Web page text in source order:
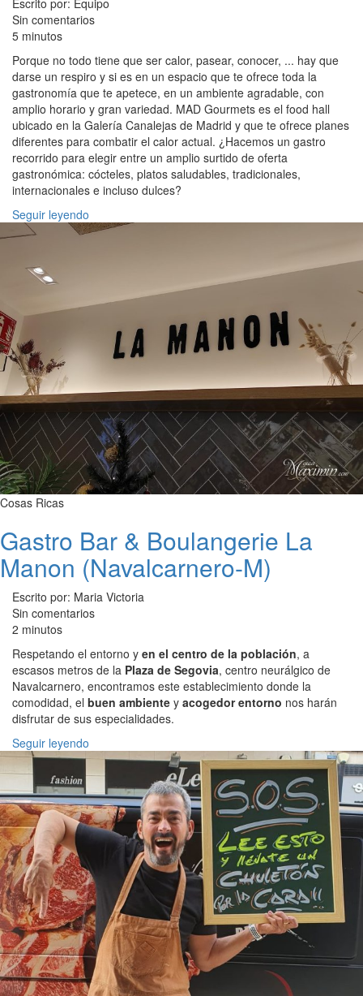
Sin comentarios
5 minutos
Porque no todo tiene que ser calor, pasear, conocer, ... hay que
darse un respiro y si es en un espacio que te ofrece toda la
gastronomía que te apetece, en un ambiente agradable, con
amplio horario y gran variedad. MAD Gourmets es el food hall
ubicado en la Galería Canalejas de Madrid y que te ofrece planes
diferentes para combatir el calor actual. ¿Hacemos un gastro
recorrido para elegir entre un amplio surtido de oferta
gastronómica: cócteles, platos saludables, tradicionales,
internacionales e incluso dulces?
Seguir leyendo
Cosas Ricas
Gastro Bar & Boulangerie La
Manon (Navalcarnero-M)
Escrito por: Maria Victoria
Sin comentarios
2 minutos
Respetando el entorno y en el centro de la población, a
escasos metros de la Plaza de Segovia, centro neurálgico de
Navalcarnero, encontramos este establecimiento donde la
comodidad, el buen ambiente y acogedor entorno nos harán
disfrutar de sus especialidades.
Seguir leyendo